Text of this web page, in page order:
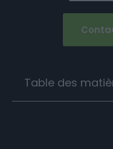
Table des